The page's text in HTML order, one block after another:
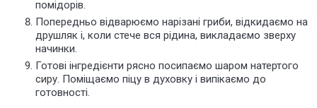
помідорів.
Попередньо відварюємо нарізані гриби, відкидаємо на
друшляк і, коли стече вся рідина, викладаємо зверху
начинки.
Готові інгредієнти рясно посипаємо шаром натертого
сиру. Поміщаємо піцу в духовку і випікаємо до
готовності.